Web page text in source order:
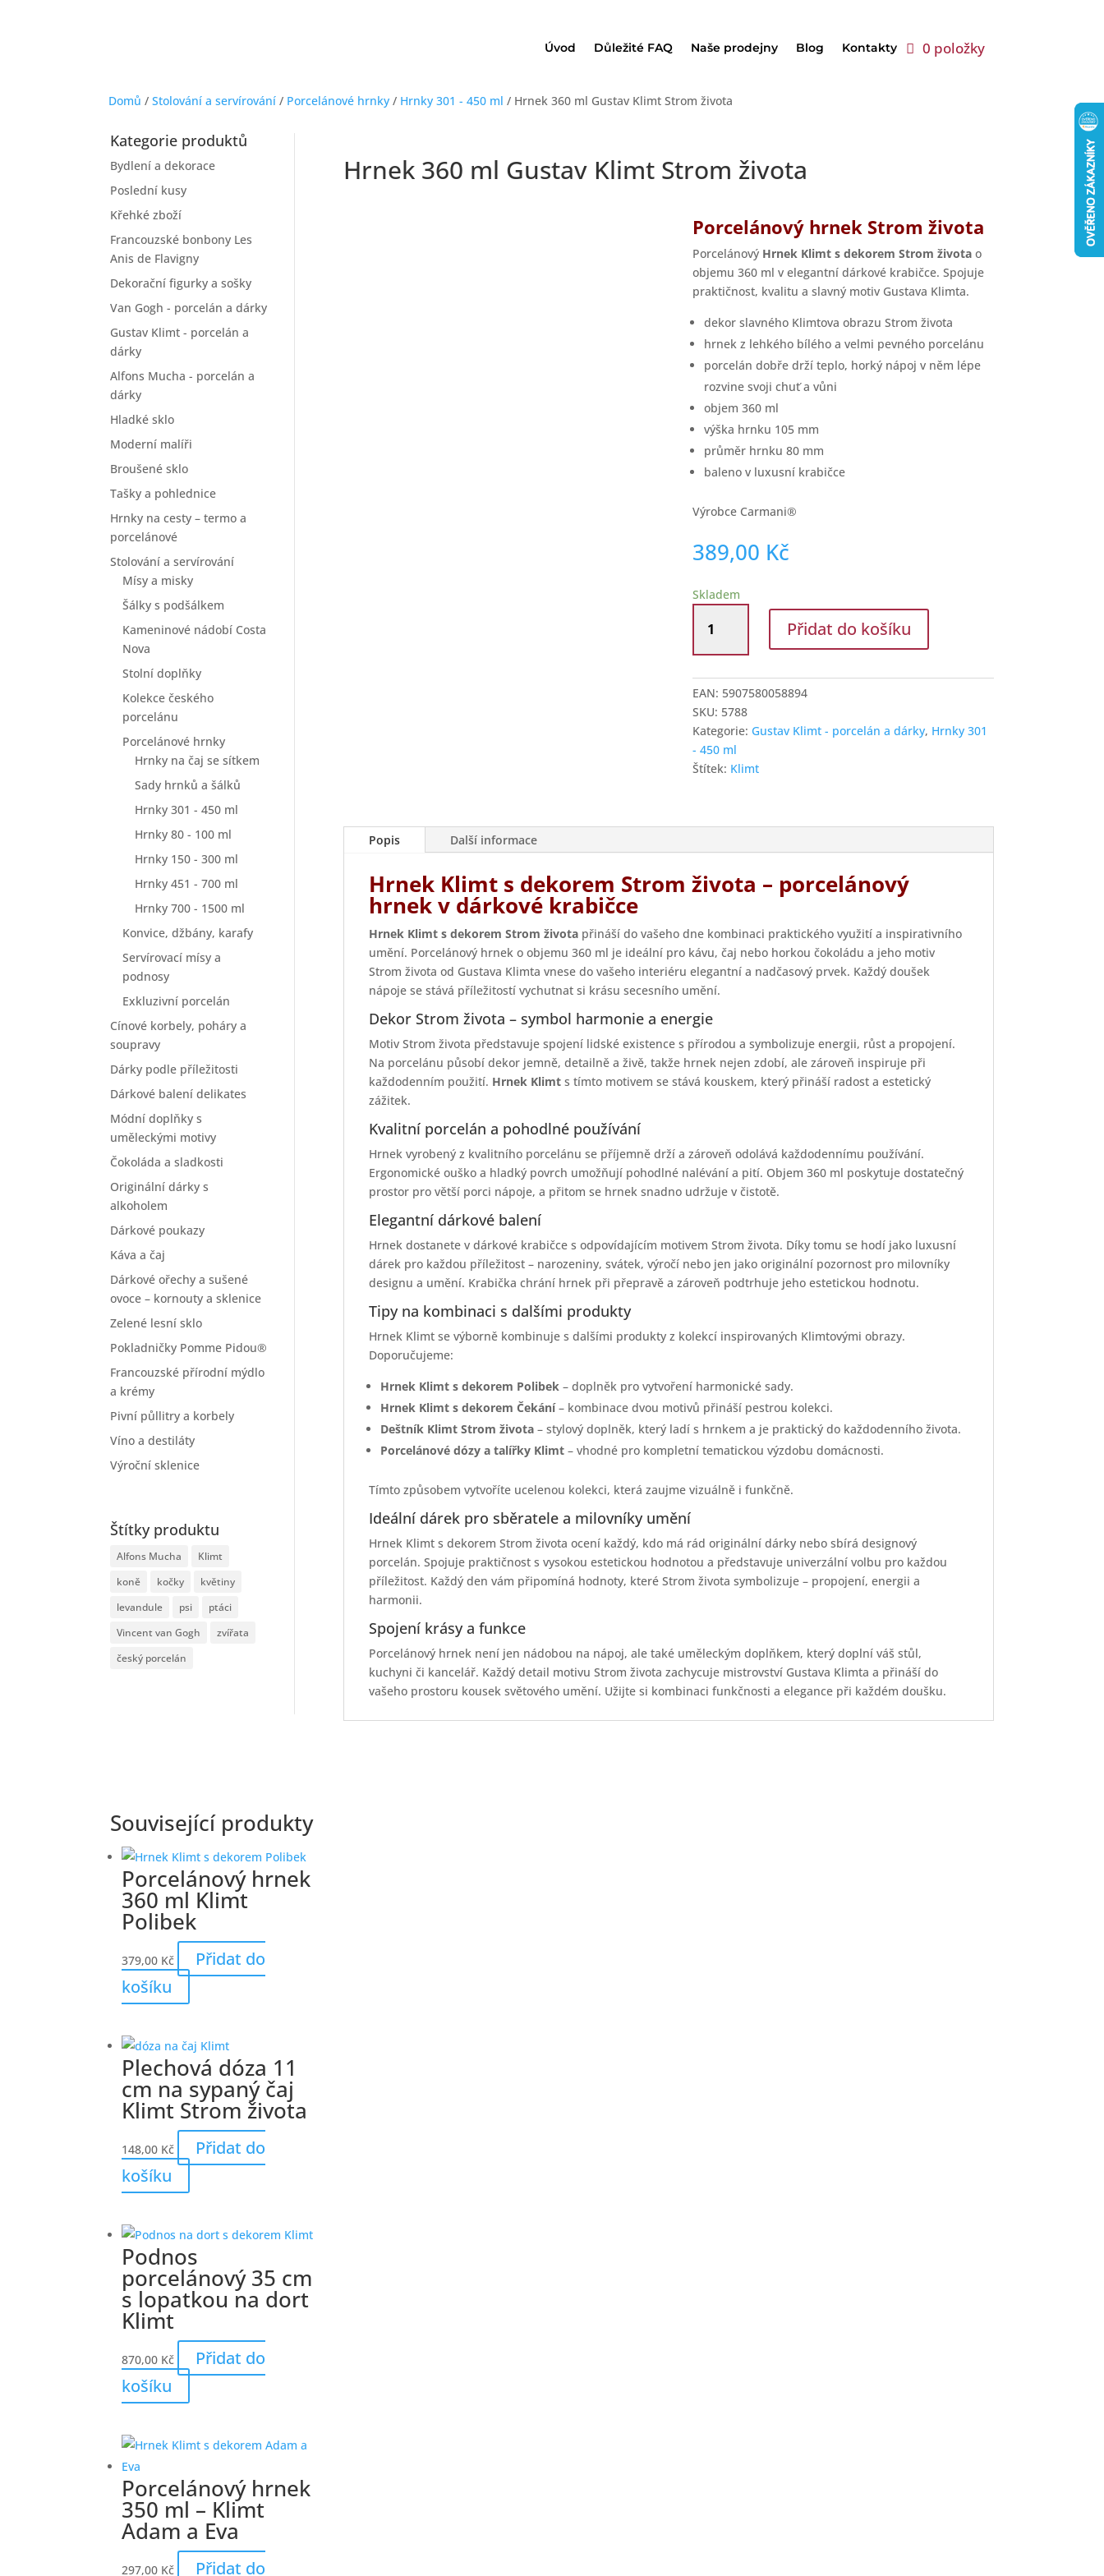
Úvod Důležité FAQ Naše prodejny Blog Kontakty 0 položky
Domů / Stolování a servírování / Porcelánové hrnky / Hrnky 301 - 450 ml / Hrnek 360 ml Gustav Klimt Strom života
Kategorie produktů
Bydlení a dekorace
Poslední kusy
Křehké zboží
Francouzské bonbony Les
Anis de Flavigny
Dekorační figurky a sošky
Van Gogh - porcelán a dárky
Gustav Klimt - porcelán a
dárky
Alfons Mucha - porcelán a
dárky
Hladké sklo
Moderní malíři
Broušené sklo
Tašky a pohlednice
Hrnky na cesty – termo a
porcelánové
Stolování a servírování
Mísy a misky
Šálky s podšálkem
Kameninové nádobí Costa
Nova
Stolní doplňky
Kolekce českého
porcelánu
Porcelánové hrnky
Hrnky na čaj se sítkem
Sady hrnků a šálků
Hrnky 301 - 450 ml
Hrnky 80 - 100 ml
Hrnky 150 - 300 ml
Hrnky 451 - 700 ml
Hrnky 700 - 1500 ml
Konvice, džbány, karafy
Servírovací mísy a
podnosy
Exkluzivní porcelán
Cínové korbely, poháry a
soupravy
Dárky podle příležitosti
Dárkové balení delikates
Módní doplňky s
uměleckými motivy
Čokoláda a sladkosti
Originální dárky s
alkoholem
Dárkové poukazy
Káva a čaj
Dárkové ořechy a sušené
ovoce – kornouty a sklenice
Zelené lesní sklo
Pokladničky Pomme Pidou®
Francouzské přírodní mýdlo
a krémy
Pivní půllitry a korbely
Víno a destiláty
Výroční sklenice
Štítky produktu
Alfons Mucha
Klimt
koně
kočky
květiny
levandule
psi
ptáci
Vincent van Gogh
zvířata
český porcelán
Hrnek 360 ml Gustav Klimt Strom života
Porcelánový hrnek Strom života
Porcelánový Hrnek Klimt s dekorem Strom života o
objemu 360 ml v elegantní dárkové krabičce. Spojuje
praktičnost, kvalitu a slavný motiv Gustava Klimta.
dekor slavného Klimtova obrazu Strom života
hrnek z lehkého bílého a velmi pevného porcelánu
porcelán dobře drží teplo, horký nápoj v něm lépe
rozvine svoji chuť a vůni
objem 360 ml
výška hrnku 105 mm
průměr hrnku 80 mm
baleno v luxusní krabičce
Výrobce Carmani®
389,00 Kč
Skladem
360
ml
Klimt
Strom
života
množství
Přidat do košíku
EAN: 5907580058894
SKU: 5788
Kategorie: Gustav Klimt - porcelán a dárky, Hrnky 301
- 450 ml
Štítek: Klimt
Popis Další informace
Hrnek Klimt s dekorem Strom života – porcelánový
hrnek v dárkové krabičce
Hrnek Klimt s dekorem Strom životapřináší do vašeho dne kombinaci praktického využití a inspirativního
umění. Porcelánový hrnek o objemu 360 ml je ideální pro kávu, čaj nebo horkou čokoládu a jeho motiv
Strom života od Gustava Klimta vnese do vašeho interiéru elegantní a nadčasový prvek. Každý doušek
nápoje se stává příležitostí vychutnat si krásu secesního umění.
Dekor Strom života – symbol harmonie a energie
Motiv Strom života představuje spojení lidské existence s přírodou a symbolizuje energii, růst a propojení.
Na porcelánu působí dekor jemně, detailně a živě, takže hrnek nejen zdobí, ale zároveň inspiruje při
každodenním použití. Hrnek Klimts tímto motivem se stává kouskem, který přináší radost a estetický
zážitek.
Kvalitní porcelán a pohodlné používání
Hrnek vyrobený z kvalitního porcelánu se příjemně drží a zároveň odolává každodennímu používání.
Ergonomické ouško a hladký povrch umožňují pohodlné nalévání a pití. Objem 360 ml poskytuje dostatečný
prostor pro větší porci nápoje, a přitom se hrnek snadno udržuje v čistotě.
Elegantní dárkové balení
Hrnek dostanete v dárkové krabičce s odpovídajícím motivem Strom života. Díky tomu se hodí jako luxusní
dárek pro každou příležitost – narozeniny, svátek, výročí nebo jen jako originální pozornost pro milovníky
designu a umění. Krabička chrání hrnek při přepravě a zároveň podtrhuje jeho estetickou hodnotu.
Tipy na kombinaci s dalšími produkty
Hrnek Klimt se výborně kombinuje s dalšími produkty z kolekcí inspirovaných Klimtovými obrazy.
Doporučujeme:
Hrnek Klimt s dekorem Polibek– doplněk pro vytvoření harmonické sady.
Hrnek Klimt s dekorem Čekání– kombinace dvou motivů přináší pestrou kolekci.
Deštník Klimt Strom života– stylový doplněk, který ladí s hrnkem a je praktický do každodenního života.
Porcelánové dózy a talířky Klimt– vhodné pro kompletní tematickou výzdobu domácnosti.
Tímto způsobem vytvoříte ucelenou kolekci, která zaujme vizuálně i funkčně.
Ideální dárek pro sběratele a milovníky umění
Hrnek Klimt s dekorem Strom života ocení každý, kdo má rád originální dárky nebo sbírá designový
porcelán. Spojuje praktičnost s vysokou estetickou hodnotou a představuje univerzální volbu pro každou
příležitost. Každý den vám připomíná hodnoty, které Strom života symbolizuje – propojení, energii a
harmonii.
Spojení krásy a funkce
Porcelánový hrnek není jen nádobou na nápoj, ale také uměleckým doplňkem, který doplní váš stůl,
kuchyni či kancelář. Každý detail motivu Strom života zachycuje mistrovství Gustava Klimta a přináší do
vašeho prostoru kousek světového umění. Užijte si kombinaci funkčnosti a elegance při každém doušku.
Související produkty
Porcelánový hrnek
360 ml Klimt
Polibek
379,00 Kč
Přidat do
košíku
Plechová dóza 11
cm na sypaný čaj
Klimt Strom života
148,00 Kč
Přidat do
košíku
Podnos
porcelánový 35 cm
s lopatkou na dort
Klimt
870,00 Kč
Přidat do
košíku
Porcelánový hrnek
350 ml – Klimt
Adam a Eva
297,00 Kč
Přidat do